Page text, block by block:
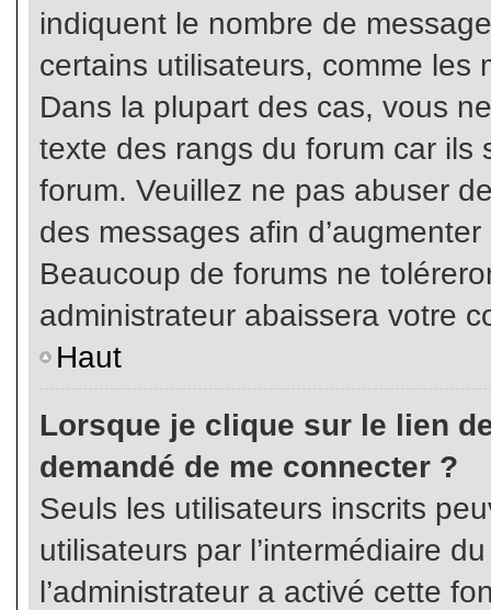
indiquent le nombre de
certains utilisateurs, comme les
Dans la plupart des cas, vous
texte des rangs du forum car ils
forum. Veuillez ne pas abuser
des messages afin
Beaucoup de forums ne
administrateur abaissera votre
Haut
Lorsque je clique sur le lien
demandé de me connecter ?
Seuls les utilisateurs inscrits
utilisateurs par l’intermédiaire
l’administrateur a activé cette